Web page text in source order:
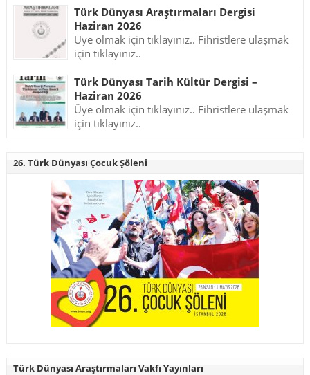
Türk Dünyası Araştırmaları Dergisi
Haziran 2026
Üye olmak için tıklayınız.. Fihristlere ulaşmak
için tıklayınız..
Türk Dünyası Tarih Kültür Dergisi –
Haziran 2026
Üye olmak için tıklayınız.. Fihristlere ulaşmak
için tıklayınız..
26. Türk Dünyası Çocuk Şöleni
Türk Dünyası Araştırmaları Vakfı Yayınları